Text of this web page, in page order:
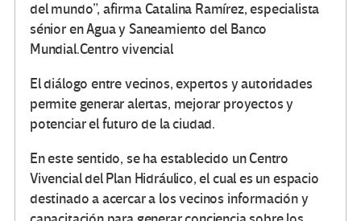
del mundo”, afirma Catalina Ramírez, especialista
sénior en Agua y Saneamiento del Banco
Mundial.Centro vivencial
El diálogo entre vecinos, expertos y autoridades
permite generar alertas, mejorar proyectos y
potenciar el futuro de la ciudad.
En este sentido, se ha establecido un Centro
Vivencial del Plan Hidráulico, el cual es un espacio
destinado a acercar a los vecinos información y